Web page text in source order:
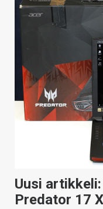
Uusi
Predator 17